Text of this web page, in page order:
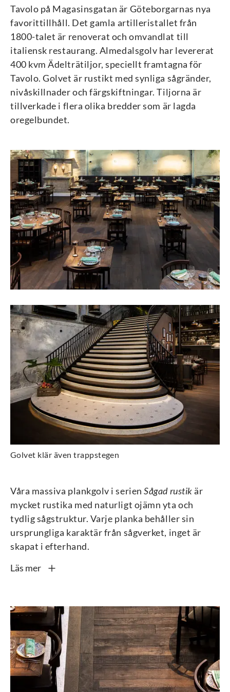
Tavolo på Magasinsgatan är Göteborgarnas nya
favorittillhåll. Det gamla artilleristallet från
1800-talet är renoverat och omvandlat till
italiensk restaurang. Almedalsgolv har levererat
400 kvm Ädelträtiljor, speciellt framtagna för
Tavolo. Golvet är rustikt med synliga sågränder,
nivåskillnader och färgskiftningar. Tiljorna är
tillverkade i flera olika bredder som är lagda
oregelbundet.
Golvet klär även trappstegen
Våra massiva plankgolv i serienSågad rustikär
mycket rustika med naturligt ojämn yta och
tydlig sågstruktur. Varje planka behåller sin
ursprungliga karaktär från sågverket, inget är
skapat i efterhand.
Läs mer